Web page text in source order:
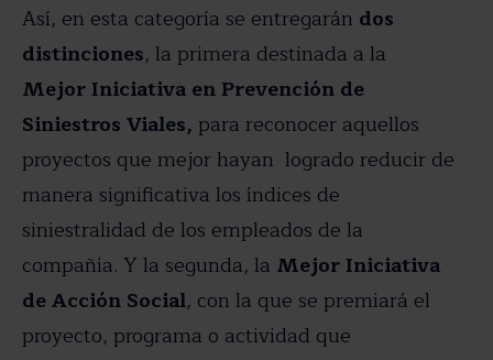
Así, en esta categoría se entregarán dos
distinciones, la primera destinada a la
Mejor Iniciativa en Prevención de
Siniestros Viales, para reconocer aquellos
proyectos que mejor hayan logrado reducir de
manera significativa los índices de
siniestralidad de los empleados de la
compañía. Y la segunda, la Mejor Iniciativa
de Acción Social, con la que se premiará el
proyecto, programa o actividad que